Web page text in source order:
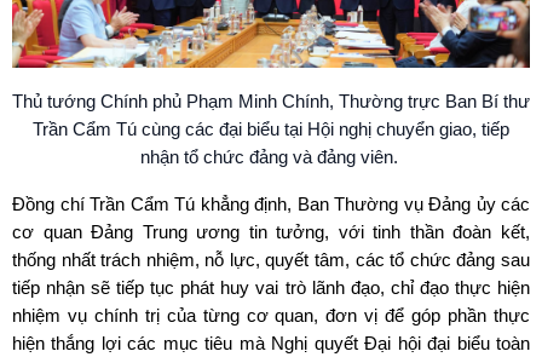
Thủ tướng Chính phủ Phạm Minh Chính, Thường trực Ban Bí thư
Trần Cẩm Tú cùng các đại biểu tại Hội nghị chuyển giao, tiếp
nhận tổ chức đảng và đảng viên.
Đồng chí Trần Cẩm Tú khẳng định, Ban Thường vụ Đảng ủy các
cơ quan Đảng Trung ương tin tưởng, với tinh thần đoàn kết,
thống nhất trách nhiệm, nỗ lực, quyết tâm, các tổ chức đảng sau
tiếp nhận sẽ tiếp tục phát huy vai trò lãnh đạo, chỉ đạo thực hiện
nhiệm vụ chính trị của từng cơ quan, đơn vị để góp phần thực
hiện thắng lợi các mục tiêu mà Nghị quyết Đại hội đại biểu toàn